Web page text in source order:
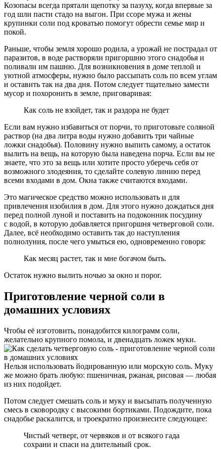
Козопасы всегда прятали щепотку за пазуху, когда впервые за
год шли пасти стадо на выгон. При ссоре мужа и жены
крупинки соли под кроватью помогут обрести семье мир и
покой.
Раньше, чтобы земля хорошо родила, а урожай не пострадал от
паразитов, в воде растворяли пригоршню этого снадобья и
поливали им пашню. Для возникновения в доме теплой и
уютной атмосферы, нужно было рассыпать соль по всем углам
и оставить так на два дня. Потом следует тщательно замести
мусор и похоронить в земле, приговаривая:
Как соль не взойдет, так и раздора не будет
Если вам нужно избавиться от порчи, то приготовьте соляной
раствор (на два литра воды нужно добавить три чайные
ложки снадобья). Половину нужно выпить самому, а остаток
вылить на вещь, на которую была наведена порча. Если вы не
знаете, что это за вещь или хотите просто уберечь себя от
возможного злодеяния, то сделайте солевую линию перед
всеми входами в дом. Окна также считаются входами.
Это магическое средство можно использовать и для
привлечения изобилия в дом. Для этого нужно дождаться дня
перед полной луной и поставить на подоконник посудину
с водой, в которую добавляется пригоршня четверговой соли.
Далее, всё необходимо оставить так до наступления
полнолуния, после чего умыться ею, одновременно говоря:
Как месяц растет, так и мне богачом быть.
Остаток нужно вылить ночью за окно и порог.
Приготовление черной соли в
домашних условиях
Чтобы её изготовить, понадобится килограмм соли,
желательно крупного помола, и двенадцать ложек муки.
Нельзя использовать йодированную или морскую соль. Муку
же можно брать любую: пшеничная, ржаная, рисовая — любая
из них подойдет.
Потом следует смешать соль и муку и высыпать полученную
смесь в сковородку с высокими бортиками. Подождите, пока
снадобье раскалится, и троекратно произнесите следующее:
Чистый четверг, от червяков и от всякого гада
сохрани и спаси на длительный срок.